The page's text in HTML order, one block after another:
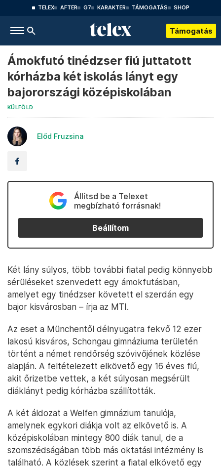
TELEX AFTER G7 KARAKTER TÁMOGATÁS SHOP
Támogatás
Ámokfutó tinédzser fiú juttatott
kórházba két iskolás lányt egy
bajorországi középiskolában
KÜLFÖLD
Előd Fruzsina
Állítsd be a Telexet
megbízható forrásnak!
Beállítom
Két lány súlyos, több további fiatal pedig könnyebb
sérüléseket szenvedett egy ámokfutásban,
amelyet egy tinédzser követett el szerdán egy
bajor kisvárosban – írja az MTI.
Az eset a Münchentől délnyugatra fekvő 12 ezer
lakosú kisváros, Schongau gimnáziuma területén
történt a német rendőrség szóvivőjének közlése
alapján. A feltételezett elkövető egy 16 éves fiú,
akit őrizetbe vettek, a két súlyosan megsérült
diáklányt pedig kórházba szállították.
A két áldozat a Welfen gimnázium tanulója,
amelynek egykori diákja volt az elkövető is. A
középiskolában mintegy 800 diák tanul, de a
szomszédságában több más oktatási intézmény is
található. A közlések szerint a fiatal elkövető egy